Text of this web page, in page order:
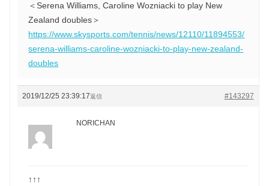
＜Serena Williams, Caroline Wozniacki to play New
Zealand doubles＞
https://www.skysports.com/tennis/news/12110/11894553/
serena-williams-caroline-wozniacki-to-play-new-zealand-
doubles
2019/12/25 23:39:17 #143297
返信
NORICHAN
↑↑↑